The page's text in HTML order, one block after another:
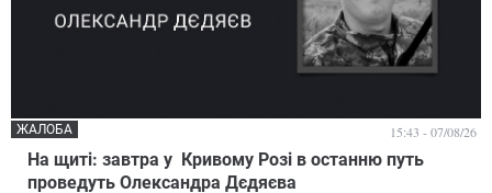
На щиті: завтра у Кривому Розі в останню путь
проведуть Олександра Дєдяєва
ЖАЛОБА 15:43 - 07/08/26